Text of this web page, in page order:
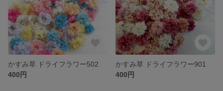
かすみ草 ドライフラワー502
400円
かすみ草 ドライフラワー901
400円